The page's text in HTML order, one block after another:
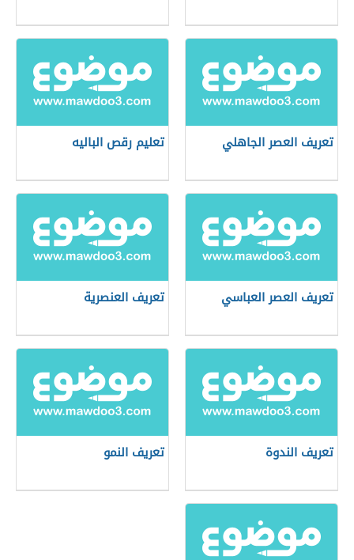
تعريف العصر الجاهلي تعليم رقص الباليه
تعريف العصر العباسي تعريف العنصرية
تعريف الندوة تعريف النمو